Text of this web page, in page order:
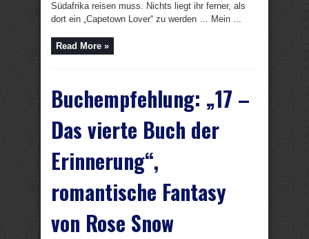
Südafrika reisen muss. Nichts liegt ihr ferner, als
dort ein „Capetown Lover“ zu werden … Mein ...
Read More »
Buchempfehlung: „17 –
Das vierte Buch der
Erinnerung“,
romantische Fantasy
von Rose Snow